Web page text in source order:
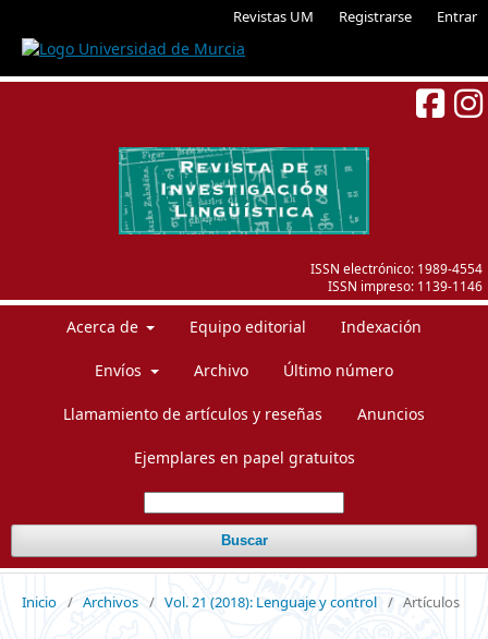
Revistas UM Registrarse Entrar
ISSN electrónico: 1989-4554
ISSN impreso: 1139-1146
Acerca de Equipo editorial Indexación
Envíos Archivo Último número
Llamamiento de artículos y reseñas Anuncios
Ejemplares en papel gratuitos
Buscar
Inicio / Archivos / Vol. 21 (2018): Lenguaje y control / Artículos